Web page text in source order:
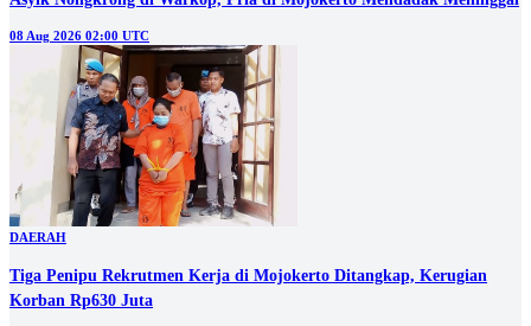
08 Aug 2026 02:00 UTC
DAERAH
Tiga Penipu Rekrutmen Kerja di Mojokerto Ditangkap, Kerugian
Korban Rp630 Juta